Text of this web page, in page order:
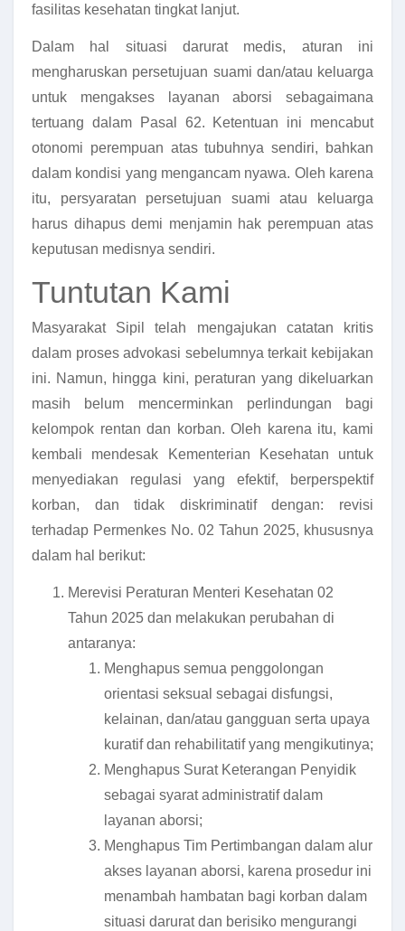
fasilitas kesehatan tingkat lanjut.
Dalam hal situasi darurat medis, aturan ini
mengharuskan persetujuan suami dan/atau keluarga
untuk mengakses layanan aborsi sebagaimana
tertuang dalam Pasal 62. Ketentuan ini mencabut
otonomi perempuan atas tubuhnya sendiri, bahkan
dalam kondisi yang mengancam nyawa. Oleh karena
itu, persyaratan persetujuan suami atau keluarga
harus dihapus demi menjamin hak perempuan atas
keputusan medisnya sendiri.
Tuntutan Kami
Masyarakat Sipil telah mengajukan catatan kritis
dalam proses advokasi sebelumnya terkait kebijakan
ini. Namun, hingga kini, peraturan yang dikeluarkan
masih belum mencerminkan perlindungan bagi
kelompok rentan dan korban. Oleh karena itu, kami
kembali mendesak Kementerian Kesehatan untuk
menyediakan regulasi yang efektif, berperspektif
korban, dan tidak diskriminatif dengan: revisi
terhadap Permenkes No. 02 Tahun 2025, khususnya
dalam hal berikut:
Merevisi Peraturan Menteri Kesehatan 02
Tahun 2025 dan melakukan perubahan di
antaranya:
Menghapus semua penggolongan
orientasi seksual sebagai disfungsi,
kelainan, dan/atau gangguan serta upaya
kuratif dan rehabilitatif yang mengikutinya;
Menghapus Surat Keterangan Penyidik
sebagai syarat administratif dalam
layanan aborsi;
Menghapus Tim Pertimbangan dalam alur
akses layanan aborsi, karena prosedur ini
menambah hambatan bagi korban dalam
situasi darurat dan berisiko mengurangi